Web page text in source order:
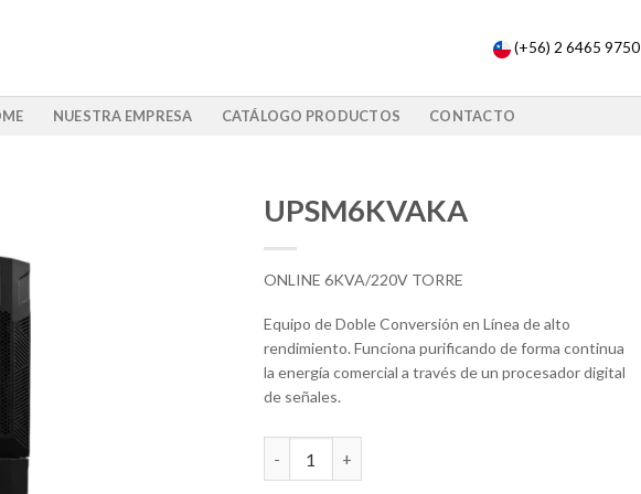
(+56) 2 6465 9750
NUESTRA EMPRESA CATÁLOGO PRODUCTOS CONTACTO
UPSM6KVAKA
ONLINE 6KVA/220V TORRE
Equipo de Doble Conversión en Línea de alto
rendimiento. Funciona purificando de forma continua
la energía comercial a través de un procesador digital
de señales.